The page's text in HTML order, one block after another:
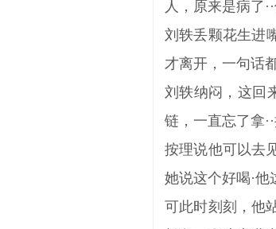
人，原来是病了
刘轶丢颗花生进
才离开，一句话
刘轶纳闷，这回
链，一直忘了拿
按理说他可以去
她说这个好喝·他
可此时刻刻，他